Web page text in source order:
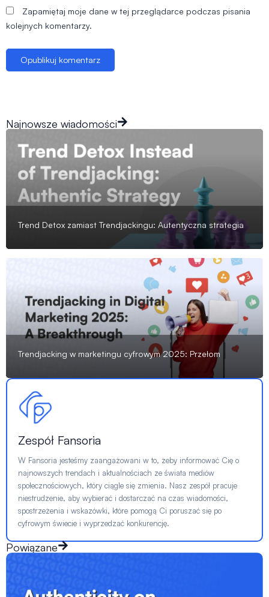
Zapamiętaj moje dane w tej przeglądarce podczas pisania
kolejnych komentarzy.
Najnowsze wiadomości
Trend Detox zamiast Trendjackingu: Autentyczna strategia
Trendjacking w marketingu cyfrowym 2025: Przełom
Zespół Fansoria
W Fansoria jesteśmy zaangażowani w to, żeby informować Cię o
najnowszych trendach i aktualnościach ze świata mediów
społecznościowych, który ciągle się zmienia. Nasz zespół pracuje
niestrudzenie, aby wybierać i dostarczać na czas wiadomości,
spostrzeżenia i wskazówki, które pomogą Ci poruszać się po
cyfrowym świecie i wyprzedzać konkurencję.
Powiązane